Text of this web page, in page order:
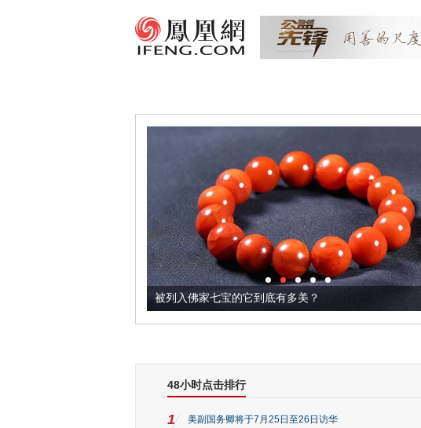
被列入佛家七宝的它到底有多美？
48小时点击排行
1 美副国务卿将于7月25日至26日访华